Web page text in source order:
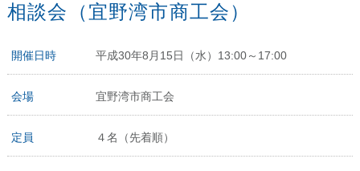
相談会（宜野湾市商工会）
開催日時 平成30年8月15日（水）13:00～17:00
会場 宜野湾市商工会
定員 ４名（先着順）